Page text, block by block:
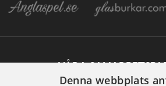
VÅRA
Denna webbplats